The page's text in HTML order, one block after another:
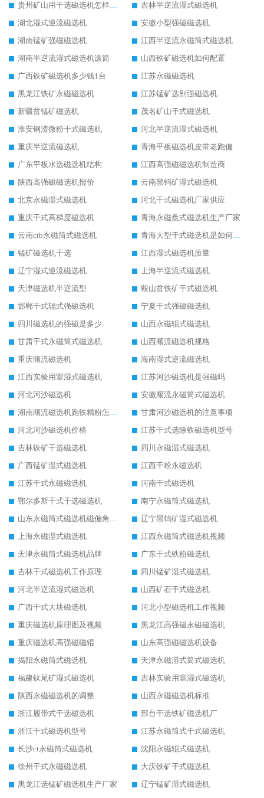
贵州矿山用干选磁选机怎样调磁
吉林半逆流湿式磁选机
湖北湿式逆流磁选机
安徽小型强磁磁选机
湖南锰矿强磁磁选机
江西半逆流永磁筒式磁选机
湖南半逆流湿式磁选机滚筒
山西铁矿磁选机如何配置
广西铁矿磁选机多少钱1台
江苏永磁磁选机
黑龙江铁矿永磁磁选机
江苏锰矿选别强磁选机
新疆贫锰矿磁选机
茂名矿山干式磁选机
淮安钢渣微粉干式磁选机
河北半逆流湿式磁选机
重庆半逆流磁选机
青海平板磁选机皮带老跑偏
广东平板水选磁选机结构
江西高强磁磁选机制造商
陕西高强磁磁选机报价
云南黑钨矿湿式磁选机
北京永磁湿式磁选机
河北干式磁选机厂家供应
重庆干式高梯度磁选机
青海永磁盘式磁选机生产厂家
云南ctb永磁筒式磁选机
青海大型干式磁选机是如何选矿的
锰矿磁选机干选
江西湿式磁选机质量
辽宁湿式逆流磁选机
上海半逆流式磁选机
天津磁选机半逆流型
鞍山贫铁矿干式磁选机
邯郸干式辊式强磁选机
宁夏干式强磁磁选机
四川磁选机的强磁是多少
山西永磁辊式磁选机
甘肃干式永磁筒式磁选机
山西顺流磁选机规格
重庆顺流磁选机
海南湿式逆流磁选机
江西实验用室湿式磁选机
江苏河沙磁选机是强磁吗
河北河沙磁选机
安徽顺流永磁筒式磁选机
湖南顺流磁选机跑铁精粉怎么处理
甘肃河沙磁选机的注意事项
河北河沙磁选机价格
江苏干式选除铁磁选机型号
吉林铁矿干选磁选机
四川永磁湿式磁选机
广西锰矿湿式磁选机
江西干粉永磁选机
江苏干式永磁磁选机
河南干式磁选机
鄂尔多斯干式干选磁选机
南宁永磁筒式磁选机
山东永磁筒式磁选机磁偏角怎么调整
辽宁黑钨矿湿式磁选机
上海永磁湿式磁选机
江西永磁筒式磁选机视频
天津永磁筒式磁选机品牌
广东干式铁粉磁选机
吉林干式磁选机工作原理
四川锰矿湿式磁选机
河北半逆流湿式磁选机
山西矿石干式磁选机
广西干式大块磁选机
河北小型磁选机工作视频
重庆磁选机原理图及视频
黑龙江高强磁永磁磁选机
重庆磁选机高强磁磁辊
山东高强磁磁选机设备
揭阳永磁筒式磁选机
天津永磁湿式筒式磁选机
福建钛尾矿湿式磁选机
吉林实验用室湿式磁选机
陕西永磁磁选机的调整
山西永磁磁选机标准
浙江履带式干选磁选机
邢台干选铁矿磁选机厂
浙江干式磁选机型号
江苏永磁筒式干式磁选机
长沙ct永磁筒式磁选机
沈阳永磁辊式磁选机
徐州干式永磁磁选机
大庆铁矿干式磁选机
黑龙江选锰矿磁选机生产厂家
辽宁锰矿湿式磁选机